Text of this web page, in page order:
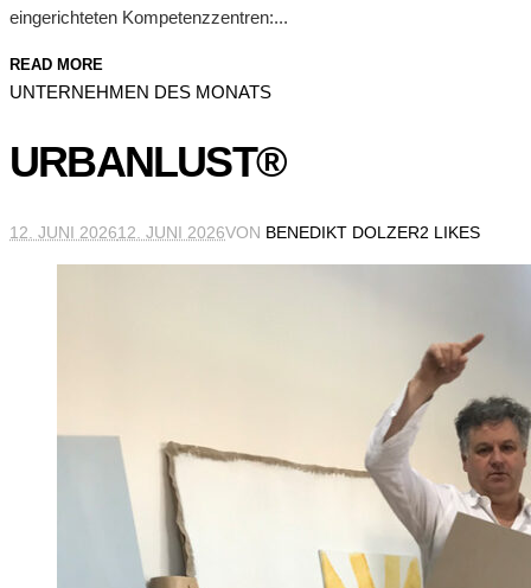
eingerichteten Kompetenzzentren:...
READ MORE
UNTERNEHMEN DES MONATS
URBANLUST®
12. JUNI 202612. JUNI 2026VON BENEDIKT DOLZER2 LIKES